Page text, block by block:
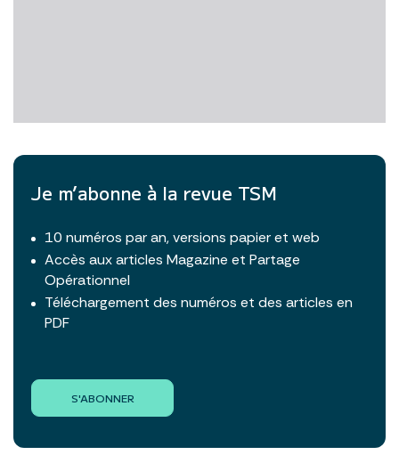
Je m’abonne à la revue TSM
10 numéros par an, versions papier et web
Accès aux articles Magazine et Partage
Opérationnel
Téléchargement des numéros et des articles en
PDF
S'ABONNER